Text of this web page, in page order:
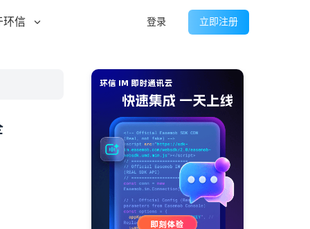
环信 登录 立即注册